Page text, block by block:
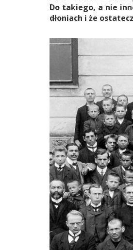
Do takiego, a nie
dłoniach i że